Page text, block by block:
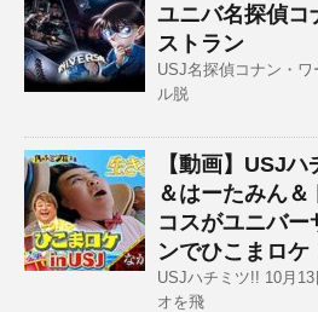
ユニバ名探偵コ
ストラン
USJ名探偵コナン・
ル脱
【動画】USJ
＆はーたみん＆
コスがユニバ
ンでひこまロケ
USJハチミツ!! 10月
オを飛